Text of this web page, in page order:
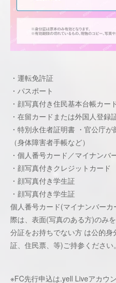
・運転免許証
・パスポート
・顔写真付き住⺠基本台帳カー
・在留カードまたは外国⼈登録
・特別永住者証明書 ・官公庁
（⾝体障害者⼿帳など）
・個⼈番号カード／マイナンバ
・顔写真付きクレジットカード
・顔写真付き学⽣証
・顔写真付き学⽣証
個⼈番号カード(マイナンバー
際は、表⾯(写真のある⽅)のみ
分証をお持ちでない方 は公的
証、住⺠票、等)ご持参ください。
※FC先⾏申込は.yell Liveアカウ